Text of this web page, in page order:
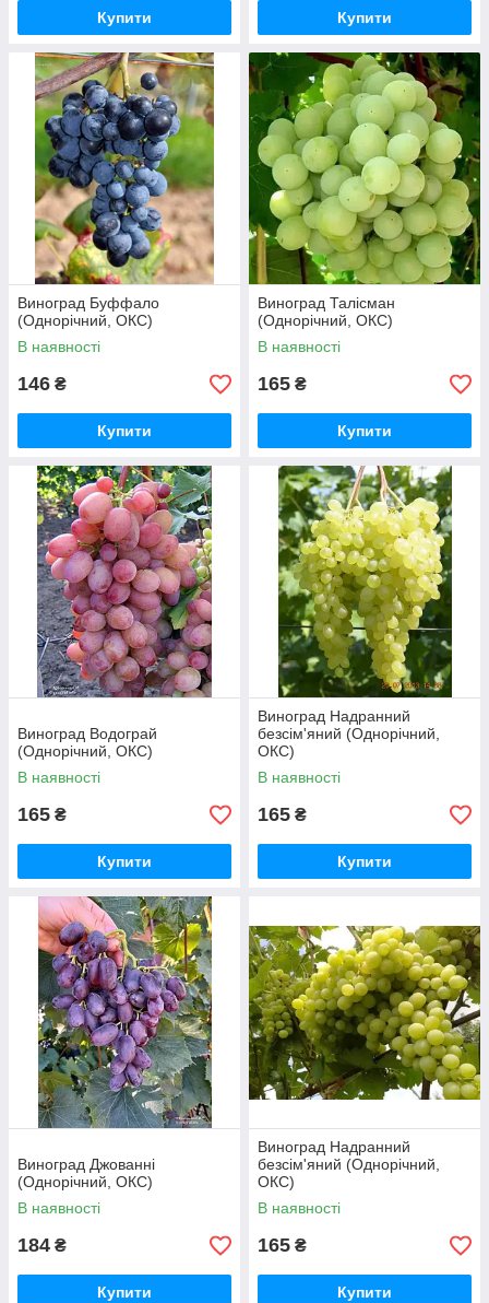
Купити Купити
Виноград Буффало
(Однорічний, ОКС)
В наявності
146 ₴
Купити
Виноград Талісман
(Однорічний, ОКС)
В наявності
165 ₴
Купити
Виноград Водограй
(Однорічний, ОКС)
В наявності
165 ₴
Купити
Виноград Надранний
безсім'яний (Однорічний,
ОКС)
В наявності
165 ₴
Купити
Виноград Джованні
(Однорічний, ОКС)
В наявності
184 ₴
Купити
Виноград Надранний
безсім'яний (Однорічний,
ОКС)
В наявності
165 ₴
Купити